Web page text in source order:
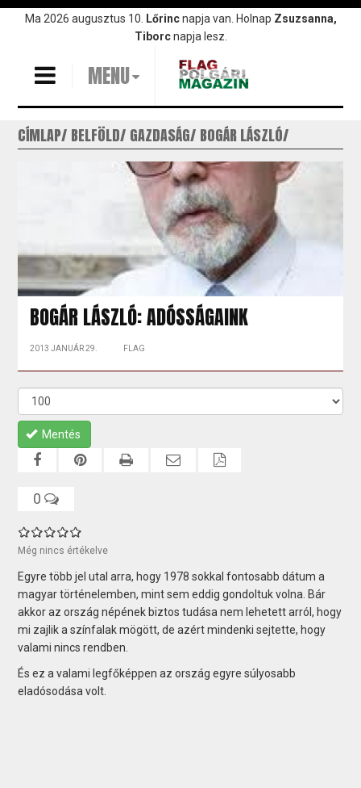
UgrásMa 2026 augusztus 10. Lőrincnapja van. Holnap Zsuzsanna,
Tiborcnapja lesz.
MENU
CÍMLAP BELFÖLD GAZDASÁG BOGÁR LÁSZLÓ
BOGÁR LÁSZLÓ: ADÓSSÁGAINK
2013 JANUÁR 29. FLAG
Mentés
0
Még nincs értékelve
Egyre több jel utal arra, hogy 1978 sokkal fontosabb dátum a
magyar történelemben, mint sem eddig gondoltuk volna. Bár
akkor az ország népének biztos tudása nem lehetett arról, hogy
mi zajlik a színfalak mögött, de azért mindenki sejtette, hogy
valami nincs rendben.
És ez a valami legfőképpen az ország egyre súlyosabb
eladósodása volt.